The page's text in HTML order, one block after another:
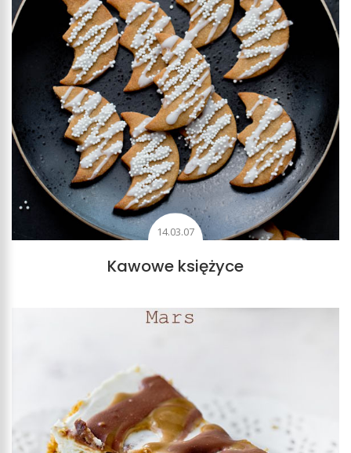
14.03.07
Kawowe księżyce